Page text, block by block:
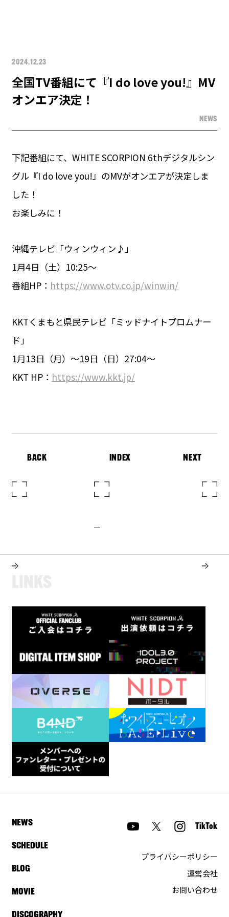
2024.12.23
全国TV番組にて『I do love you!』MV
オンエア決定！
NEWS
下記番組にて、WHITE SCORPION 6thデジタルシン
グル『I do love you!』のMVがオンエアが決定しま
した！
お楽しみに！
沖縄テレビ「ウィンウィン♪」
1月4日（土）10:25～
番組HP： https://www.otv.co.jp/winwin/
KKTくまもと県民テレビ「ミッドナイトプロムナー
ド」
1月13日（月）～19日（日）27:04〜
KKT HP： https://www.kkt.jp/
BACK INDEX NEXT
NEWS
SCHEDULE
BLOG
MOVIE
TikTok
プライバシーポリシー
運営会社
お問い合わせ